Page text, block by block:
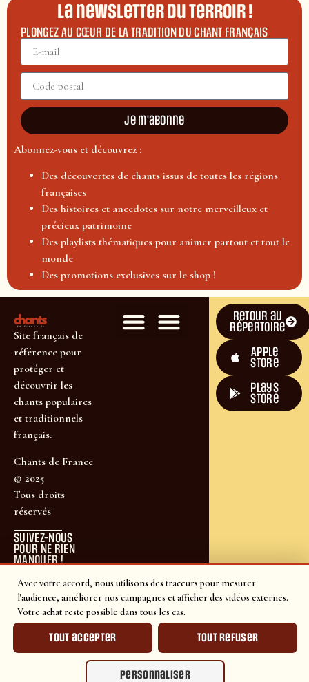
Avec votre accord, nous utilisons des traceurs pour mesurer
l'audience, améliorer nos campagnes et afficher des vidéos externes.
Votre achat reste possible dans tous les cas.
Tout accepter Tout refuser
Personnaliser
La newsletter du terroir !
PLONGEZ AU CŒUR DE LA TRADITION DU CHANT FRANÇAIS
Je m'abonne
Abonnez-vous et découvrez :
Des découvertes de chants issus de toutes les régions
françaises
Des histoires et anecdotes sur notre merveilleux et
précieux patrimoine
Des playlists thématiques pour animer partout et tout le
monde
Des promotions exclusives sur le shop !
Site français de
référence pour
protéger et
découvrir les
chants populaires
et traditionnels
français.
Chants de France
© 2025
Tous droits
réservés
SUIVEZ-NOUS
POUR NE RIEN
MANQUER !
Retour au
répertoire
Apple
Store
plays
store